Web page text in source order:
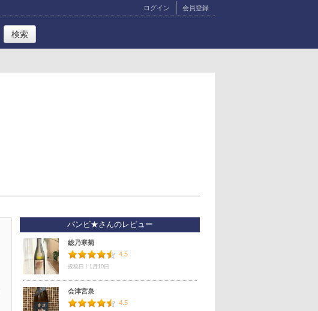
ログイン 会員登録
バンビ★さんのレビュー
総乃寒菊
4.5
投稿日：1月10日
会津宮泉
4.5